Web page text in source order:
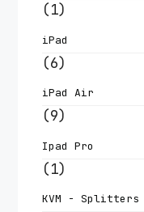
(1)
iPad
(6)
iPad Air
(9)
Ipad Pro
(1)
KVM - Splitters